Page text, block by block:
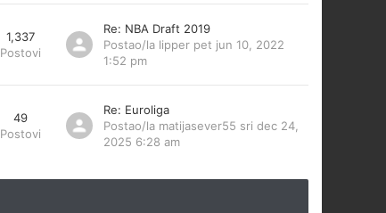
1,337
Postovi
Re: NBA Draft 2019
Postao/la lipper pet jun 10, 2022
1:52 pm
49
Postovi
Re: Euroliga
Postao/la matijasever55 sri dec 24,
2025 6:28 am